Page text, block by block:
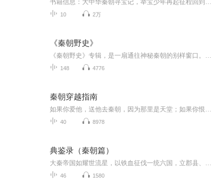
10 2万
《秦朝野史》
148 4776
秦朝穿越指南
40 8978
典鉴录（秦朝篇）
46 1580